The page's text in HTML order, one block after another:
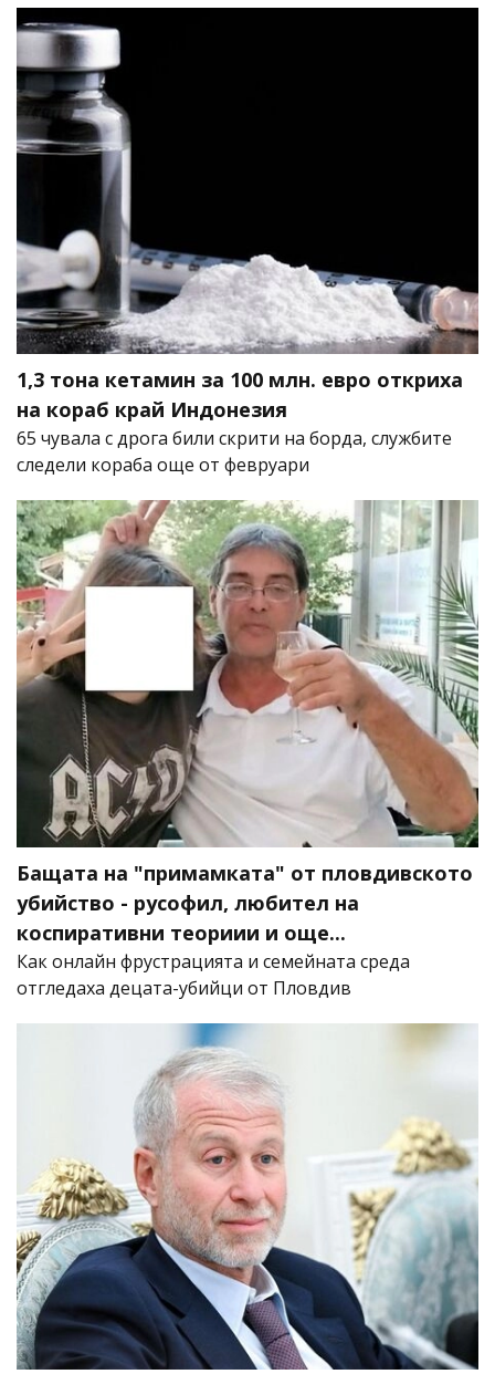
1,3 тона кетамин за 100 млн. евро откриха
на кораб край Индонезия
65 чувала с дрога били скрити на борда, службите
следели кораба още от февруари
Бащата на "примамката" от пловдивското
убийство - русофил, любител на
коспиративни теориии и още...
Как онлайн фрустрацията и семейната среда
отгледаха децата-убийци от Пловдив